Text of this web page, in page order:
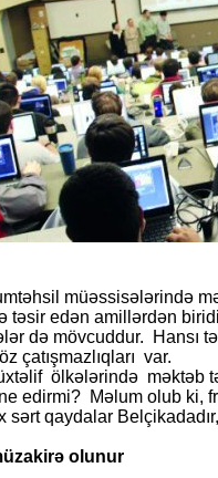
müəssisələrində
təsir edən amillərdən
də mövcuddur. Hansı
çatışmazlıqları var.
ölkələrində məktəb
edirmi? Məlum olub ki,
qaydalar
olunur